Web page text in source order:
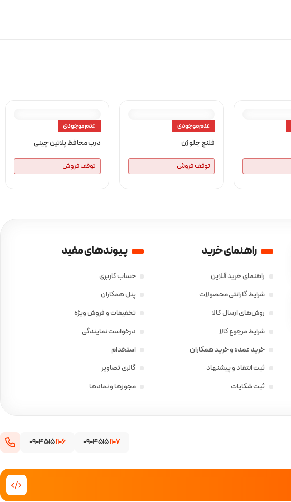
عدم موجودی
فلنچ جلو ژن
توقف فروش
عدم موجودی
درب محافظ پلاتین چینی
توقف فروش
راهنمای خرید
راهنمای خرید آنلاین
شرایط گارانتی محصولات
روش‌های ارسال کالا
شرایط مرجوع کالا
خرید عمده و خرید همکاران
ثبت انتقاد و پیشنهاد
ثبت شکایات
پیوندهای مفید
حساب کاربری
پنل همکاران
تخفیفات و فروش ویژه
درخواست نمایندگی
استخدام
گالری تصاویر
مجوزها و نمادها
0904 5151106 0904 5151107